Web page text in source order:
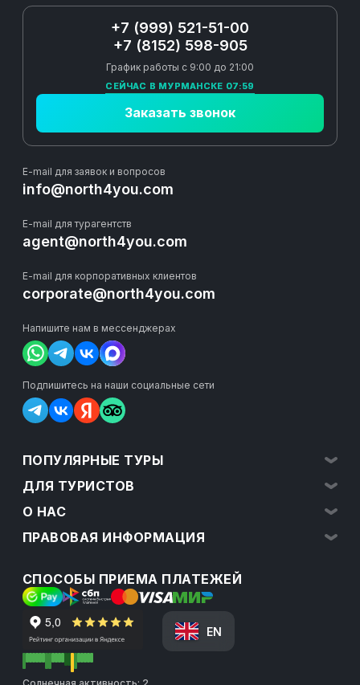
+7 (999) 521-51-00
+7 (8152) 598-905
Заказать звонок
График работы с 9:00 до 21:00
СЕЙЧАС В МУРМАНСКЕ 07:59
E-mail для заявок и вопросов
info@north4you.com
E-mail для турагентств
agent@north4you.com
E-mail для корпоративных клиентов
corporate@north4you.com
Напишите нам в мессенджерах
Подпишитесь на наши социальные сети
ПОПУЛЯРНЫЕ ТУРЫ
ДЛЯ ТУРИСТОВ
О НАС
ПРАВОВАЯ ИНФОРМАЦИЯ
СПОСОБЫ ПРИЕМА ПЛАТЕЖЕЙ
EN